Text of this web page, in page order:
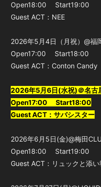
Open18:00 Start19:00
Guest ACT：NEE
2026年5月4日（月祝）@福
Open17:00 Start18:00
Guest ACT：Conton Candy
2026年5月6日(水祝)＠名古
Open17:00 Start18:00
Guest ACT：サバシスター
2026年6月5日(金)@梅田
Open18:00 Start19:00
Guest ACT：リュックと添